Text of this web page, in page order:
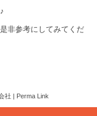
非参考にしてみてくだ
社 | Perma Link